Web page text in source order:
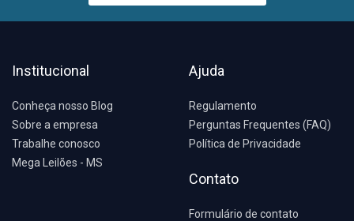
Institucional
Conheça nosso Blog
Sobre a empresa
Trabalhe conosco
Mega Leilões - MS
Ajuda
Regulamento
Perguntas Frequentes (FAQ)
Política de Privacidade
Contato
Formulário de contato